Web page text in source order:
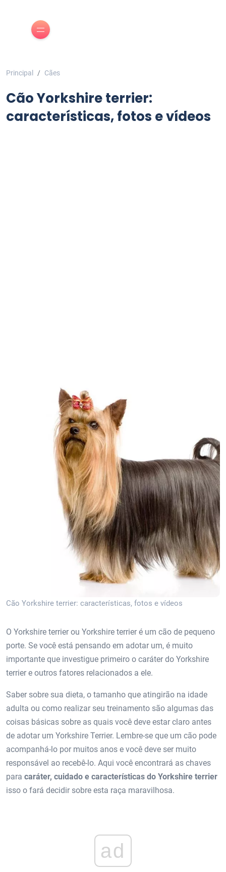
Principal Cães
Cão Yorkshire terrier:
características, fotos e vídeos
Cão Yorkshire terrier: características, fotos e vídeos
O Yorkshire terrier ou Yorkshire terrier é um cão de pequeno
porte. Se você está pensando em adotar um, é muito
importante que investigue primeiro o caráter do Yorkshire
terrier e outros fatores relacionados a ele.
Saber sobre sua dieta, o tamanho que atingirão na idade
adulta ou como realizar seu treinamento são algumas das
coisas básicas sobre as quais você deve estar claro antes
de adotar um Yorkshire Terrier. Lembre-se que um cão pode
acompanhá-lo por muitos anos e você deve ser muito
responsável ao recebê-lo. Aqui você encontrará as chaves
para caráter, cuidado e características do Yorkshire terrier
isso o fará decidir sobre esta raça maravilhosa.
ad